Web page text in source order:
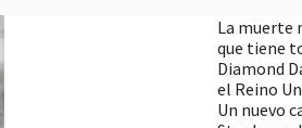
La muerte
que tiene
Diamond
el Reino
Un nuevo